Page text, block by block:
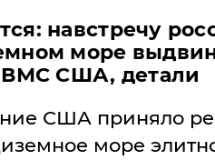
навстречу
море
ВМС США, детали
США приняло
море